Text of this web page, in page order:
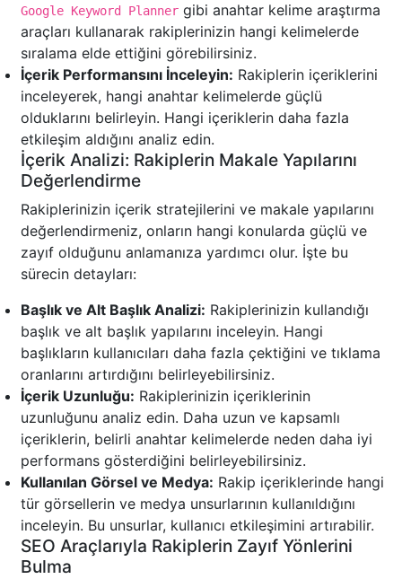
Google Keyword Planner gibi anahtar kelime araştırma
araçları kullanarak rakiplerinizin hangi kelimelerde
sıralama elde ettiğini görebilirsiniz.
İçerik Performansını İnceleyin: Rakiplerin içeriklerini
inceleyerek, hangi anahtar kelimelerde güçlü
olduklarını belirleyin. Hangi içeriklerin daha fazla
etkileşim aldığını analiz edin.
İçerik Analizi: Rakiplerin Makale Yapılarını
Değerlendirme
Rakiplerinizin içerik stratejilerini ve makale yapılarını
değerlendirmeniz, onların hangi konularda güçlü ve
zayıf olduğunu anlamanıza yardımcı olur. İşte bu
sürecin detayları:
Başlık ve Alt Başlık Analizi: Rakiplerinizin kullandığı
başlık ve alt başlık yapılarını inceleyin. Hangi
başlıkların kullanıcıları daha fazla çektiğini ve tıklama
oranlarını artırdığını belirleyebilirsiniz.
İçerik Uzunluğu: Rakiplerinizin içeriklerinin
uzunluğunu analiz edin. Daha uzun ve kapsamlı
içeriklerin, belirli anahtar kelimelerde neden daha iyi
performans gösterdiğini belirleyebilirsiniz.
Kullanılan Görsel ve Medya: Rakip içeriklerinde hangi
tür görsellerin ve medya unsurlarının kullanıldığını
inceleyin. Bu unsurlar, kullanıcı etkileşimini artırabilir.
SEO Araçlarıyla Rakiplerin Zayıf Yönlerini
Bulma